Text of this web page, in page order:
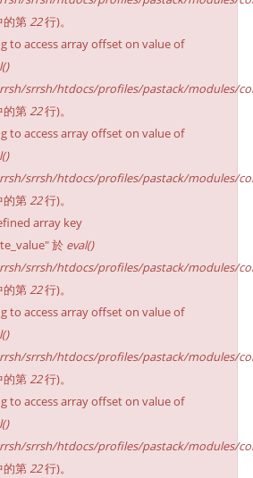
第 22行)。
to access array offset on value of
srrsh/htdocs/profiles/pastack/modules/
第 22行)。
to access array offset on value of
srrsh/htdocs/profiles/pastack/modules/
第 22行)。
array key
於 eval()
srrsh/htdocs/profiles/pastack/modules/
第 22行)。
to access array offset on value of
srrsh/htdocs/profiles/pastack/modules/
第 22行)。
to access array offset on value of
srrsh/htdocs/profiles/pastack/modules/
第 22行)。